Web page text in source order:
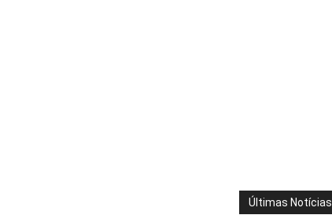
Últimas Notícias